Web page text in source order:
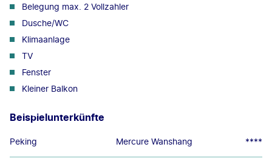
Belegung max. 2 Vollzahler
Dusche/WC
Klimaanlage
TV
Fenster
Kleiner Balkon
Beispielunterkünfte
Peking Mercure Wanshang ****